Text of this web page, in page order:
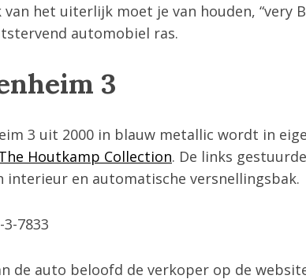
het uiterlijk moet je van houden, “very
automobiel ras.
3
3 uit 2000 in blauw metallic wordt in
Houtkamp Collection. De links
interieur en automatische versnellingsbak.
de auto beloofd de verkoper op de